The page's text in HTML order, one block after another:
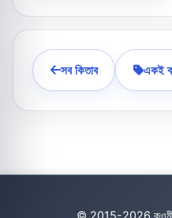
সব কিতাব একই
© 2015-2026 কওমী